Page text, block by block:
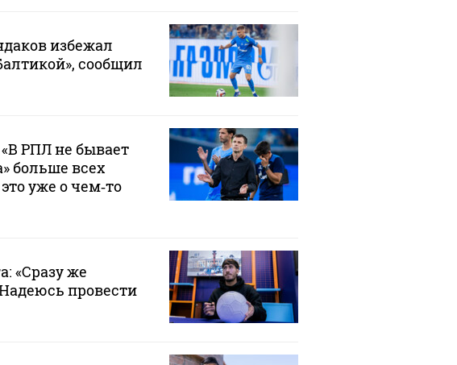
избежал
сообщил
РПЛ не бывает
больше всех
уже о чем‑то
«Сразу же
провести